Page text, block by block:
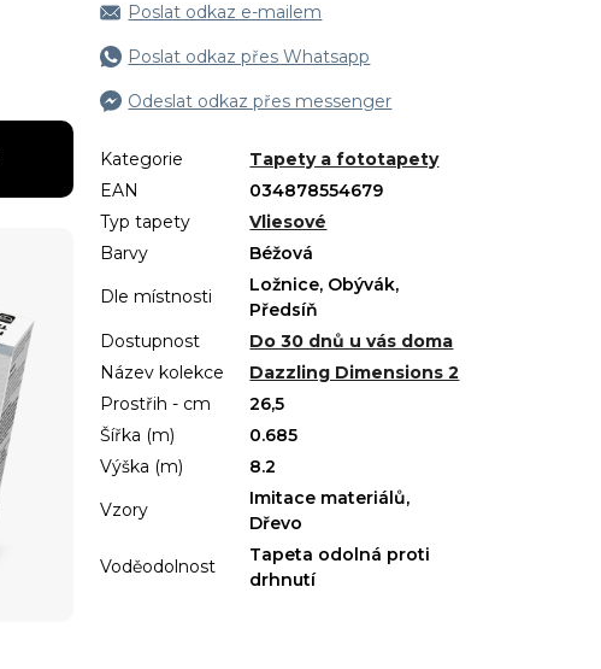
Poslat odkaz e-mailem
Poslat odkaz přes Whatsapp
Odeslat odkaz přes messenger
Kategorie
Tapety a fototapety
EAN
034878554679
Typ tapety
Vliesové
Barvy
Béžová
Dle místnosti
Ložnice, Obývák,
Předsíň
Dostupnost
Do 30 dnů u vás doma
Název kolekce
Dazzling Dimensions 2
Prostřih - cm
26,5
Šířka (m)
0.685
Výška (m)
8.2
Vzory
Imitace materiálů,
Dřevo
Voděodolnost
Tapeta odolná proti
drhnutí